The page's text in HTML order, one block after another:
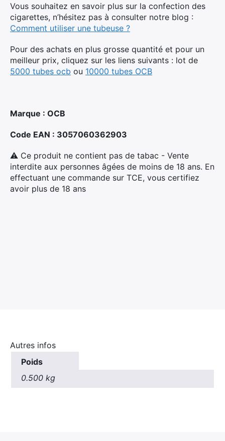
Vous souhaitez en savoir plus sur la confection des
cigarettes, n’hésitez pas à consulter notre blog :
Comment utiliser une tubeuse ?
Pour des achats en plus grosse quantité et pour un
meilleur prix, cliquez sur les liens suivants : lot de
5000 tubes ocb ou 10000 tubes OCB
Marque : OCB
Code EAN : 3057060362903
⚠ Ce produit ne contient pas de tabac - Vente
interdite aux personnes âgées de moins de 18 ans. En
effectuant une commande sur TCE, vous certifiez
avoir plus de 18 ans
Autres infos
Poids
0.500 kg